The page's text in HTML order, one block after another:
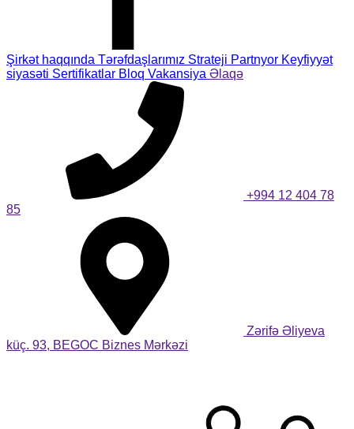
Şirkət haqqında Tərəfdaşlarımız Strateji Partnyor Keyfiyyət
siyasəti Sertifikatlar Bloq Vakansiya Əlaqə
+994 12 404 78
85
Zərifə Əliyeva
küç. 93, BEGOC Biznes Mərkəzi